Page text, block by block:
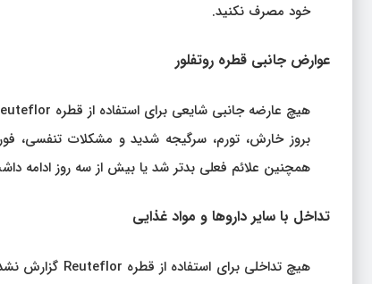
خود مصرف نکنید.
عوارض جانبی قطره روتفلور
بروز خارش، تورم، سرگیجه شدید و مشکلات تنفسی،
همچنین علائم فعلی بدتر شد یا بیش از سه روز ادامه
تداخل با سایر داروها و مواد غذایی